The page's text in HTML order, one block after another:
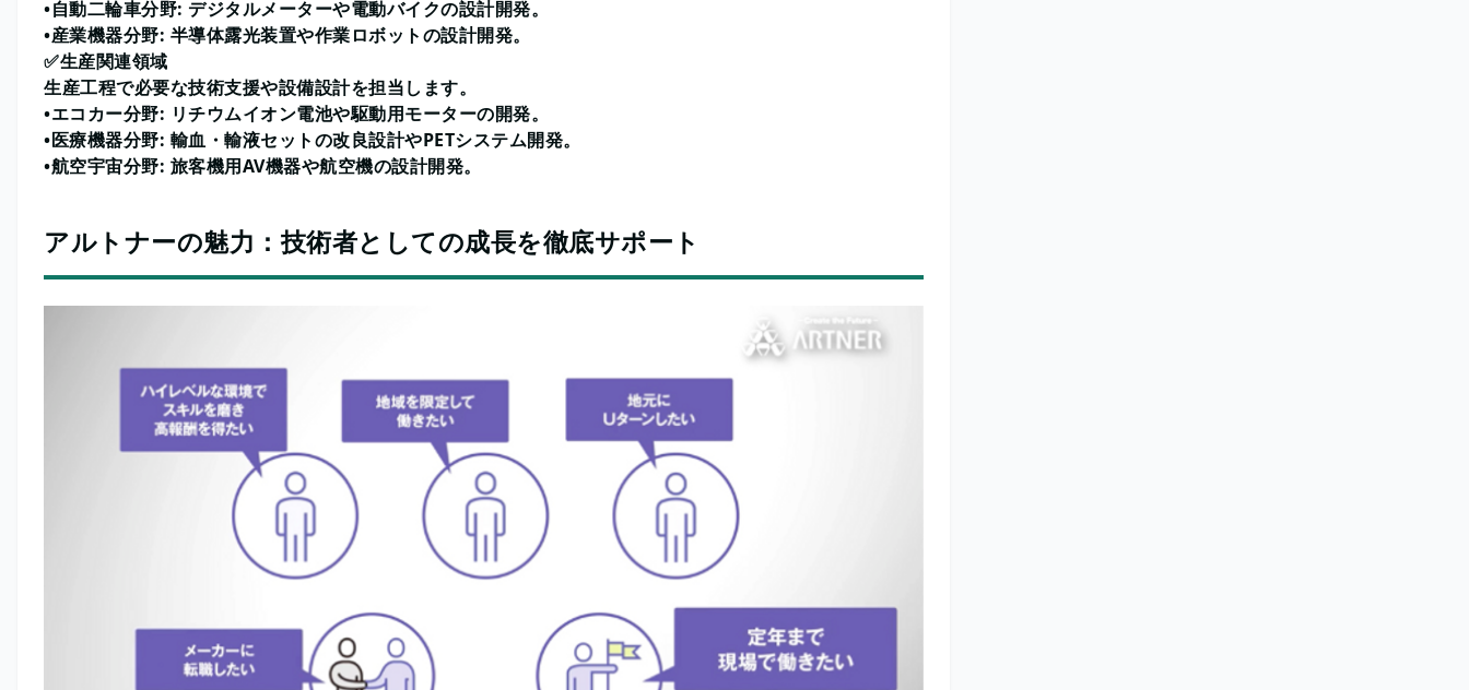
•自動二輪車分野: デジタルメーターや電動バイクの設計開発。
•産業機器分野: 半導体露光装置や作業ロボットの設計開発。
✅生産関連領域
生産工程で必要な技術支援や設備設計を担当します。
•エコカー分野: リチウムイオン電池や駆動用モーターの開発。
•医療機器分野: 輸血・輸液セットの改良設計やPETシステム開発。
•航空宇宙分野: 旅客機用AV機器や航空機の設計開発。
アルトナーの魅力：技術者としての成長を徹底サポート